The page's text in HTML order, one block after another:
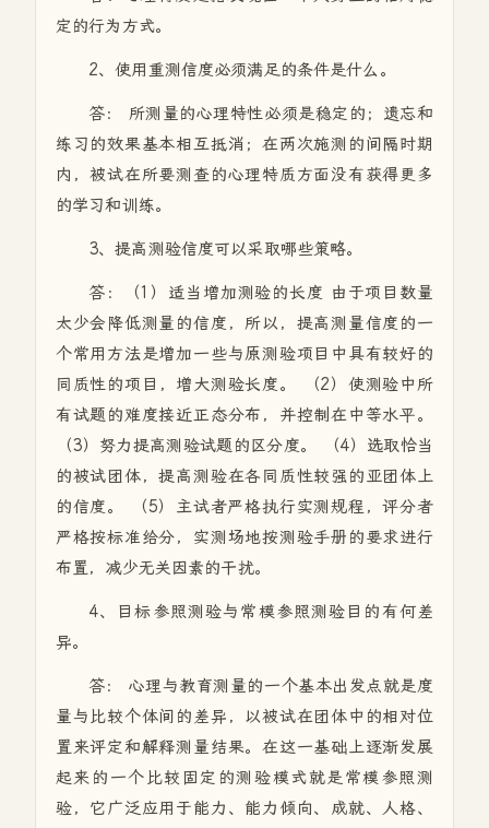
定的行为方式。
2、使用重测信度必须满足的条件是什么。
答： 所测量的心理特性必须是稳定的；遗忘和
练习的效果基本相互抵消；在两次施测的间隔时期
内，被试在所要测查的心理特质方面没有获得更多
的学习和训练。
3、提高测验信度可以采取哪些策略。
答：（1）适当增加测验的长度 由于项目数量
太少会降低测量的信度，所以，提高测量信度的一
个常用方法是增加一些与原测验项目中具有较好的
同质性的项目，增大测验长度。 （2）使测验中所
有试题的难度接近正态分布，并控制在中等水平。
（3）努力提高测验试题的区分度。 （4）选取恰当
的被试团体，提高测验在各同质性较强的亚团体上
的信度。 （5）主试者严格执行实测规程，评分者
严格按标准给分，实测场地按测验手册的要求进行
布置，减少无关因素的干扰。
4、目标参照测验与常模参照测验目的有何差
异。
答： 心理与教育测量的一个基本出发点就是度
量与比较个体间的差异，以被试在团体中的相对位
置来评定和解释测量结果。在这一基础上逐渐发展
起来的一个比较固定的测验模式就是常模参照测
验，它广泛应用于能力、能力倾向、成就、人格、